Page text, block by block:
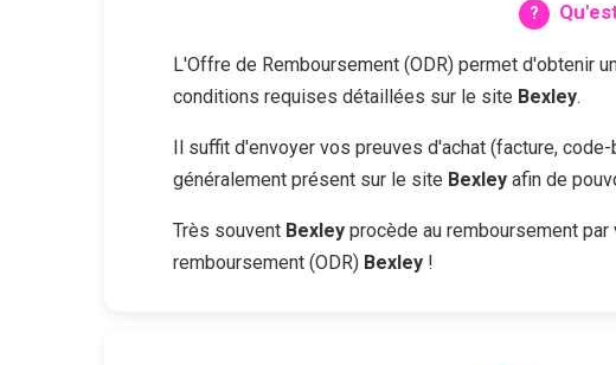
L'Offre de Remboursement (ODR) permet d'obtenir
conditions requises détaillées sur le site Bexley.
Il suffit d'envoyer vos preuves d'achat (facture,
généralement présent sur le site Bexley afin de
Très souvent Bexley procède au remboursement
remboursement (ODR) Bexley !